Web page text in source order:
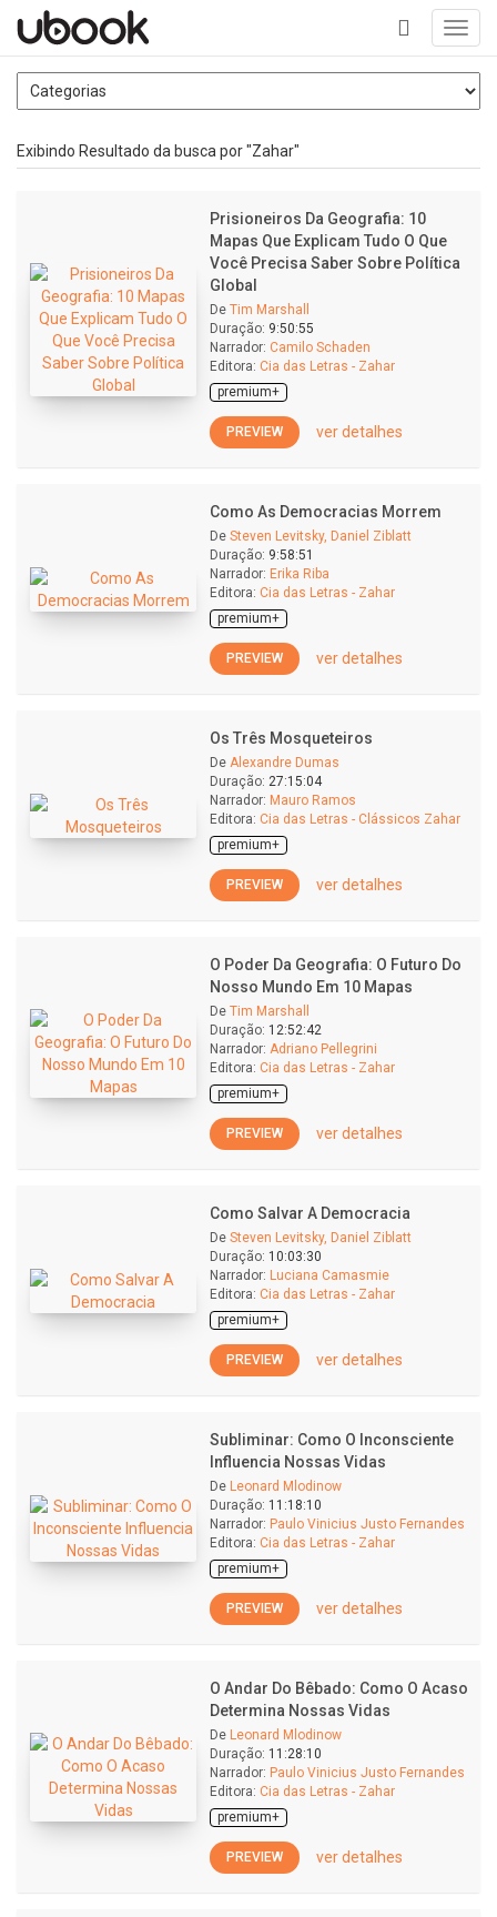
+
Exibindo Resultado da busca por "Zahar"
Prisioneiros Da Geografia: 10
Mapas Que Explicam Tudo O Que
Você Precisa Saber Sobre Política
Global
De Tim Marshall
Duração: 9:50:55
Narrador: Camilo Schaden
Editora: Cia das Letras - Zahar
premium+
PREVIEW ver detalhes
Como As Democracias Morrem
De Steven Levitsky, Daniel Ziblatt
Duração: 9:58:51
Narrador: Erika Riba
Editora: Cia das Letras - Zahar
premium+
PREVIEW ver detalhes
Os Três Mosqueteiros
De Alexandre Dumas
Duração: 27:15:04
Narrador: Mauro Ramos
Editora: Cia das Letras - Clássicos Zahar
premium+
PREVIEW ver detalhes
O Poder Da Geografia: O Futuro Do
Nosso Mundo Em 10 Mapas
De Tim Marshall
Duração: 12:52:42
Narrador: Adriano Pellegrini
Editora: Cia das Letras - Zahar
premium+
PREVIEW ver detalhes
Como Salvar A Democracia
De Steven Levitsky, Daniel Ziblatt
Duração: 10:03:30
Narrador: Luciana Camasmie
Editora: Cia das Letras - Zahar
premium+
PREVIEW ver detalhes
Subliminar: Como O Inconsciente
Influencia Nossas Vidas
De Leonard Mlodinow
Duração: 11:18:10
Narrador: Paulo Vinicius Justo Fernandes
Editora: Cia das Letras - Zahar
premium+
PREVIEW ver detalhes
O Andar Do Bêbado: Como O Acaso
Determina Nossas Vidas
De Leonard Mlodinow
Duração: 11:28:10
Narrador: Paulo Vinicius Justo Fernandes
Editora: Cia das Letras - Zahar
premium+
PREVIEW ver detalhes